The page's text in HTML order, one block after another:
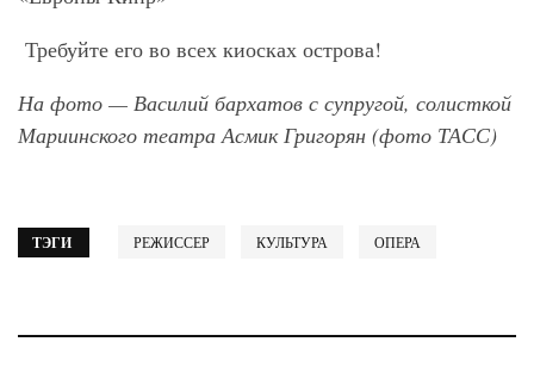
Требуйте его во всех киосках острова!
На фото — Василий бархатов с супругой, солисткой
Мариинского театра Асмик Григорян (фото ТАСС)
ТЭГИ РЕЖИССЕР КУЛЬТУРА ОПЕРА